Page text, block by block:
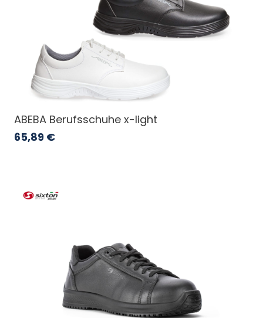
ABEBA Berufsschuhe x-light
65,89 €